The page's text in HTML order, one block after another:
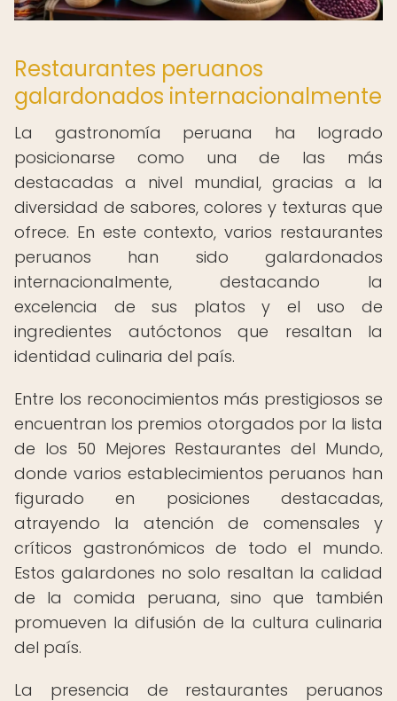
Restaurantes peruanos
galardonados internacionalmente
La gastronomía peruana ha logrado
posicionarse como una de las más
destacadas a nivel mundial, gracias a la
diversidad de sabores, colores y texturas que
ofrece. En este contexto, varios restaurantes
peruanos han sido galardonados
internacionalmente, destacando la
excelencia de sus platos y el uso de
ingredientes autóctonos que resaltan la
identidad culinaria del país.
Entre los reconocimientos más prestigiosos se
encuentran los premios otorgados por la lista
de los 50 Mejores Restaurantes del Mundo,
donde varios establecimientos peruanos han
figurado en posiciones destacadas,
atrayendo la atención de comensales y
críticos gastronómicos de todo el mundo.
Estos galardones no solo resaltan la calidad
de la comida peruana, sino que también
promueven la difusión de la cultura culinaria
del país.
La presencia de restaurantes peruanos